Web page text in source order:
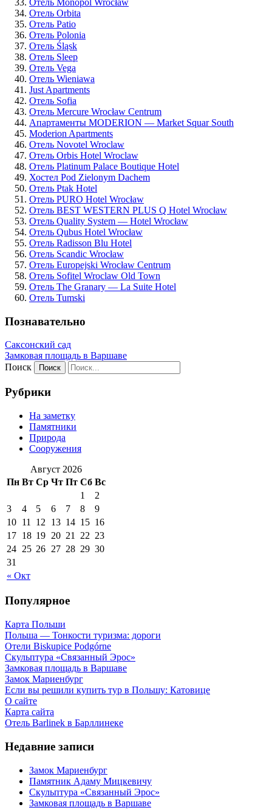
Отель Orbita
Отель Patio
Отель Polonia
Отель Śląsk
Отель Sleep
Отель Vega
Отель Wieniawa
Just Apartments
Отель Sofia
Отель Mercure Wrocław Centrum
Апартаменты MODERION — Market Squar South
Moderion Apartments
Отель Novotel Wroclaw
Отель Orbis Hotel Wroclaw
Отель Platinum Palace Boutique Hotel
Хостел Pod Zielonym Dachem
Отель Ptak Hotel
Отель PURO Hotel Wrocław
Отель BEST WESTERN PLUS Q Hotel Wrocław
Отель Quality System — Hotel Wrocław
Отель Qubus Hotel Wrocław
Отель Radisson Blu Hotel
Отель Scandic Wrocław
Отель Europejski Wrocław Centrum
Отель Sofitel Wroclaw Old Town
Отель The Granary — La Suite Hotel
Отель Tumski
Познавательно
Саксонский сад
Замковая площадь в Варшаве
Поиск
Рубрики
На заметку
Памятники
Природа
Сооружения
Август 2026
Пн Вт Ср Чт Пт Сб Вс
« Окт
1
2
3
4 5 6 7 8
9
10 11 12 13 14 15 16
17 18 19 20 21 22 23
24 25 26 27 28 29 30
31
Популярное
Карта Польши
Польша — Тонкости туризма: дороги
Отели Biskupice Podgórne
Скульптура «Связанный Эрос»
Замковая площадь в Варшаве
Замок Мариенбург
Если вы решили купить тур в Польшу: Катовице
О сайте
Карта сайта
Отель Barlinek в Барллинеке
Недавние записи
Замок Мариенбург
Памятник Адаму Мицкевичу
Скульптура «Связанный Эрос»
Замковая площадь в Варшаве